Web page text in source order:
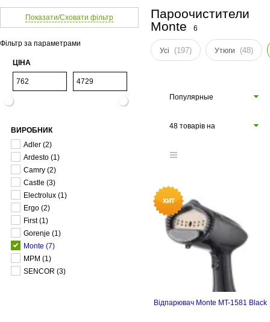
Показати/Сховати фільтр
Фільтр за параметрами
ЦІНА
ВИРОБНИК
Adler (2)
Ardesto (1)
Camry (2)
Castle (3)
Electrolux (1)
Ergo (2)
First (1)
Gorenje (1)
Monte (7)
MPM (1)
SENCOR (3)
Пароочистители
Monte
6
Усі (197) Утюги (48)
Популярные
48 товарів на
Відпарювач Monte MT-1581 Black